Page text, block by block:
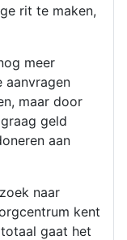
rit te maken,
meer
aanvragen
maar door
geld
aan
naar
kent
gaat het